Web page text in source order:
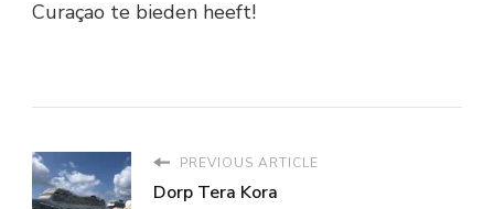
Curaçao te bieden heeft!
PREVIOUS ARTICLE
Dorp Tera Kora